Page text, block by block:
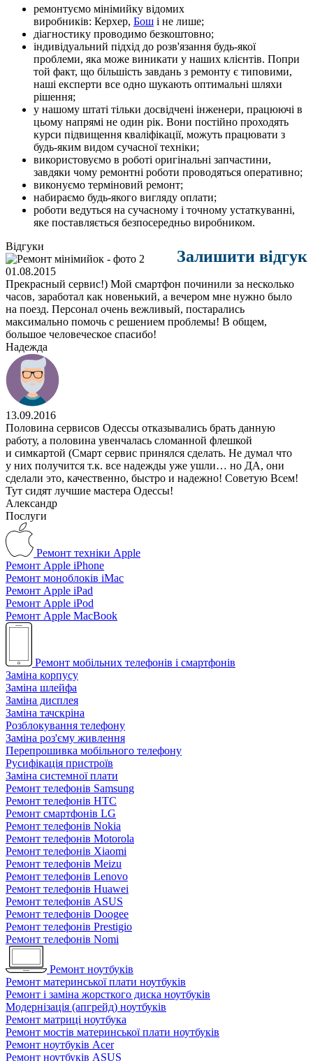
ремонтуємо мінімийку відомих
виробників: Керхер, Бош і не лише;
діагностику проводимо безкоштовно;
індивідуальний підхід до розв'язання будь-якої
проблеми, яка може виникати у наших клієнтів. Попри
той факт, що більшість завдань з ремонту є типовими,
наші експерти все одно шукають оптимальні шляхи
рішення;
у нашому штаті тільки досвідчені інженери, працюючі в
цьому напрямі не один рік. Вони постійно проходять
курси підвищення кваліфікації, можуть працювати з
будь-яким видом сучасної техніки;
використовуємо в роботі оригінальні запчастини,
завдяки чому ремонтні роботи проводяться оперативно;
виконуємо терміновий ремонт;
набираємо будь-якого вигляду оплати;
роботи ведуться на сучасному і точному устаткуванні,
яке поставляється безпосередньо виробником.
Залишити відгук
Відгуки
01.08.2015
Прекрасный сервис!) Мой смартфон починили за несколько
часов, заработал как новенький, а вечером мне нужно было
на поезд. Персонал очень вежливый, постарались
максимально помочь с решением проблемы! В общем,
большое человеческое спасибо!
Надежда
13.09.2016
Половина сервисов Одессы отказывались брать данную
работу, а половина увенчалась сломанной флешкой
и симкартой (Смарт сервис принялся сделать. Не думал что
у них получится т.к. все надежды уже ушли… но ДА, они
сделали это, качественно, быстро и надежно! Советую Всем!
Тут сидят лучшие мастера Одессы!
Александр
Послуги
Ремонт техніки Apple
Ремонт Apple iPhone
Ремонт моноблоків iMac
Ремонт Apple iPad
Ремонт Apple iPod
Ремонт Apple MacBook
Ремонт мобільних телефонів і смартфонів
Заміна корпусу
Заміна шлейфа
Заміна дисплея
Заміна тачскріна
Розблокування телефону
Заміна роз'єму живлення
Перепрошивка мобільного телефону
Русифікація пристроїв
Заміна системної плати
Ремонт телефонів Samsung
Ремонт телефонів HTC
Ремонт смартфонів LG
Ремонт телефонів Nokia
Ремонт телефонів Motorola
Ремонт телефонів Xiaomi
Ремонт телефонів Meizu
Ремонт телефонів Lenovo
Ремонт телефонів Huawei
Ремонт телефонів ASUS
Ремонт телефонів Doogee
Ремонт телефонів Prestigio
Ремонт телефонів Nomi
Ремонт ноутбуків
Ремонт материнської плати ноутбуків
Ремонт і заміна жорсткого диска ноутбуків
Модернізація (апгрейд) ноутбуків
Ремонт матриці ноутбука
Ремонт мостів материнської плати ноутбуків
Ремонт ноутбуків Acer
Ремонт ноутбуків ASUS